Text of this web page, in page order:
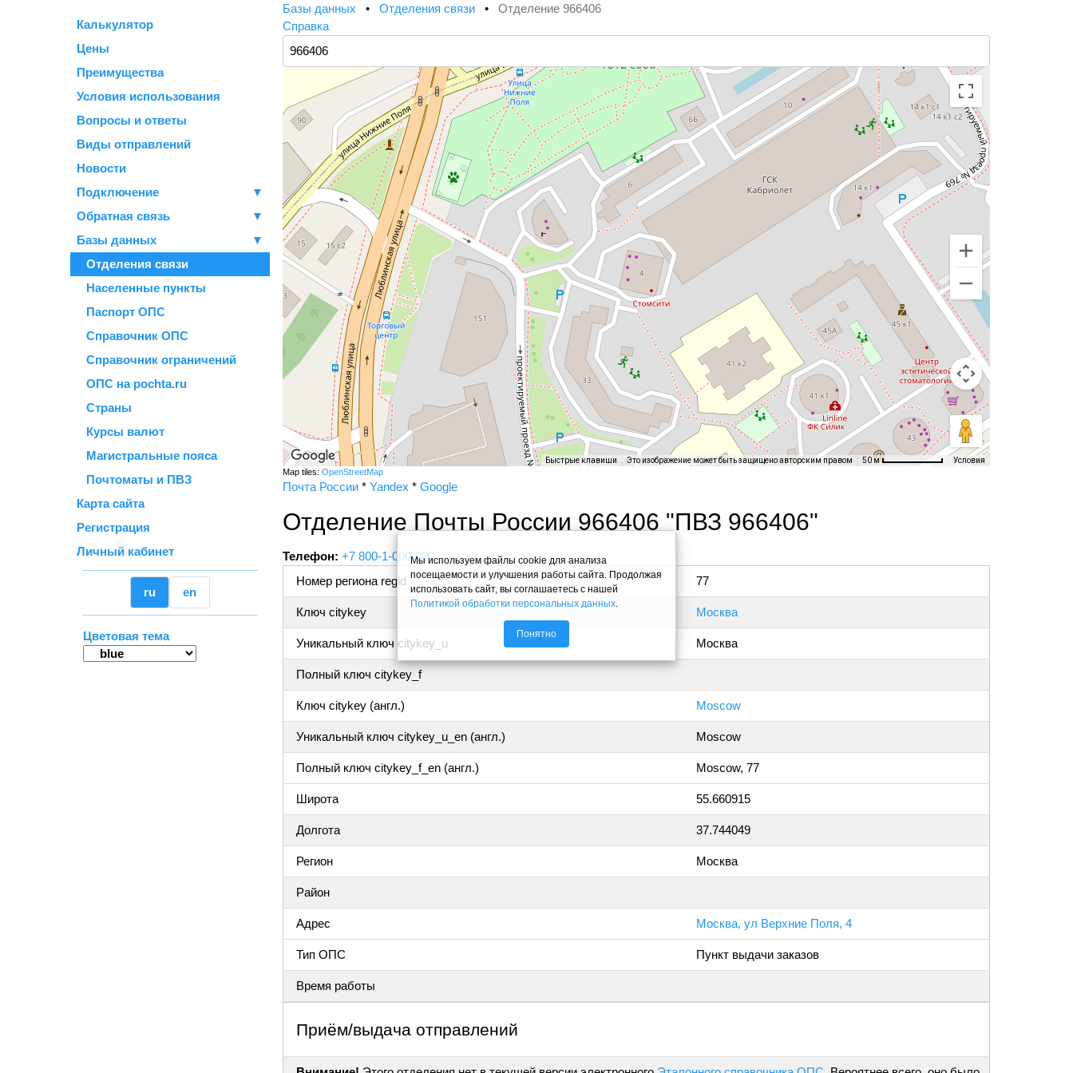
Калькулятор
Цены
Преимущества
Условия использования
Вопросы и ответы
Виды отправлений
Новости
Подключение
▼
Обратная связь
▼
Базы данных
▼
Отделения связи
Населенные пункты
Паспорт ОПС
Справочник ОПС
Справочник ограничений
ОПС на pochta.ru
Страны
Курсы валют
Магистральные пояса
Почтоматы и ПВЗ
Карта сайта
Регистрация
Личный кабинет
ru en
Цветовая тема
Базы данных • Отделения связи • Отделение 966406
Справка
Быстрые клавиши Это изображение может быть защищено авторским правом 50 м Условия
Map tiles: OpenStreetMap
Почта России * Yandex * Google
Отделение Почты России 966406 "ПВЗ 966406"
Телефон: +7 800-1-000-000
Номер региона regid
77
Ключ citykey Москва
Уникальный ключ citykey_u Москва
Полный ключ citykey_f
Ключ citykey (англ.) Moscow
Уникальный ключ citykey_u_en (англ.) Moscow
Полный ключ citykey_f_en (англ.) Moscow, 77
Широта 55.660915
Долгота 37.744049
Регион Москва
Район
Адрес Москва, ул Верхние Поля, 4
Тип ОПС Пункт выдачи заказов
Время работы
Приём/выдача отправлений
Мы используем файлы cookie для анализа
посещаемости и улучшения работы сайта. Продолжая
использовать сайт, вы соглашаетесь с нашей
Политикой обработки персональных данных
Понятно